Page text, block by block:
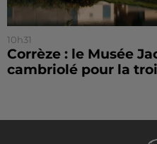
10h31
Corrèze : le Musée
cambriolé pour la